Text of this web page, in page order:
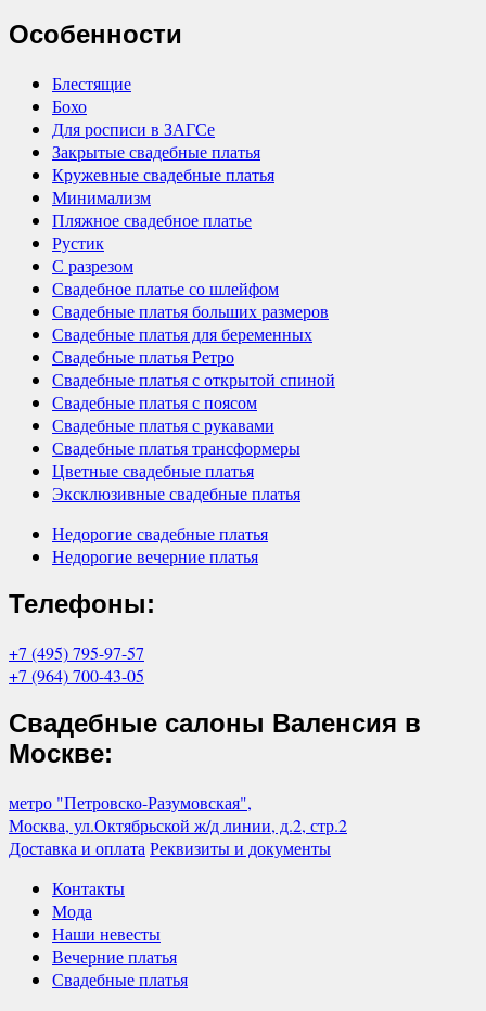
Особенности
Блестящие
Бохо
Для росписи в ЗАГСе
Закрытые свадебные платья
Кружевные свадебные платья
Минимализм
Пляжное свадебное платье
Рустик
С разрезом
Свадебное платье со шлейфом
Свадебные платья больших размеров
Свадебные платья для беременных
Свадебные платья Ретро
Свадебные платья с открытой спиной
Свадебные платья с поясом
Свадебные платья с рукавами
Свадебные платья трансформеры
Цветные свадебные платья
Эксклюзивные свадебные платья
Недорогие свадебные платья
Недорогие вечерние платья
Телефоны:
+7 (495) 795-97-57
+7 (964) 700-43-05
Свадебные салоны Валенсия в
Москве:
метро "Петровско-Разумовская",
Москва, ул.Октябрьской ж/д линии, д.2, стр.2
Доставка и оплата Реквизиты и документы
Контакты
Мода
Наши невесты
Вечерние платья
Свадебные платья